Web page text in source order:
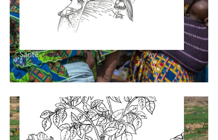
Santé
Irrigation,